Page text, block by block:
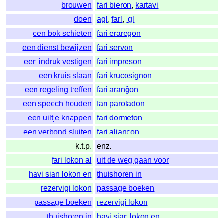
brouwen
fari bieron, kartavi
doen
agi,fari, igi
een bok schieten
fari eraregon
een dienst bewijzen
fari servon
een indruk vestigen
fari impreson
een kruis slaan
fari krucosignon
een regeling treffen
fari aranĝon
een speech houden
fari paroladon
een uiltje knappen
fari dormeton
een verbond sluiten
fari aliancon
k.t.p.
enz.
fari lokon al
uit de weg gaan voor
havi sian lokon en
thuishoren in
rezervigi lokon
passage boeken
passage boeken
rezervigi lokon